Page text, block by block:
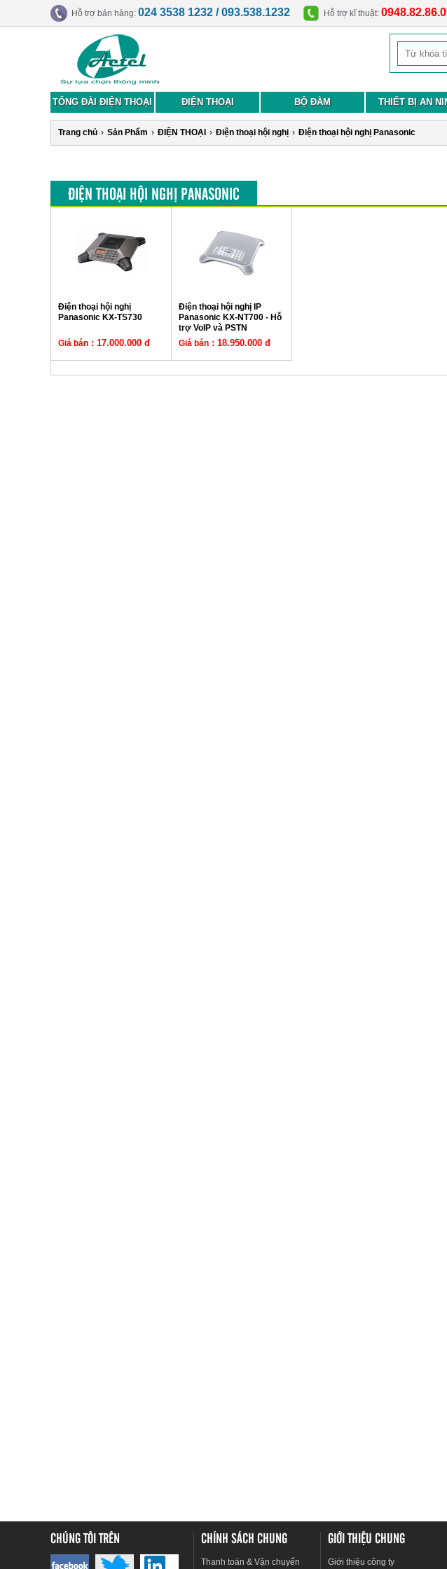
Hỗ trợ bán hàng: 024 3538 1232 / 093.538.1232 Hỗ trợ kĩ thuật:
TỔNG ĐÀI ĐIỆN THOẠI ĐIỆN THOẠI BỘ ĐÀM THIẾT BỊ AN
Trang chủ › Sản Phẩm › ĐIỆN THOẠI › Điện thoại hội nghị › Điện thoại hội nghị Panasonic
ĐIỆN THOẠI HỘI NGHỊ PANASONIC
Điện thoại hội nghị
Panasonic KX-TS730
Giá bán : 17.000.000 đ
Điện thoại hội nghị IP
Panasonic KX-NT700 - Hỗ
trợ VoIP và PSTN
Giá bán : 18.950.000 đ
CHÚNG TÔI TRÊN CHÍNH SÁCH CHUNG
Thanh toán & Vận chuyển
GIỚI THIỆU CHUNG
Giới thiệu công ty